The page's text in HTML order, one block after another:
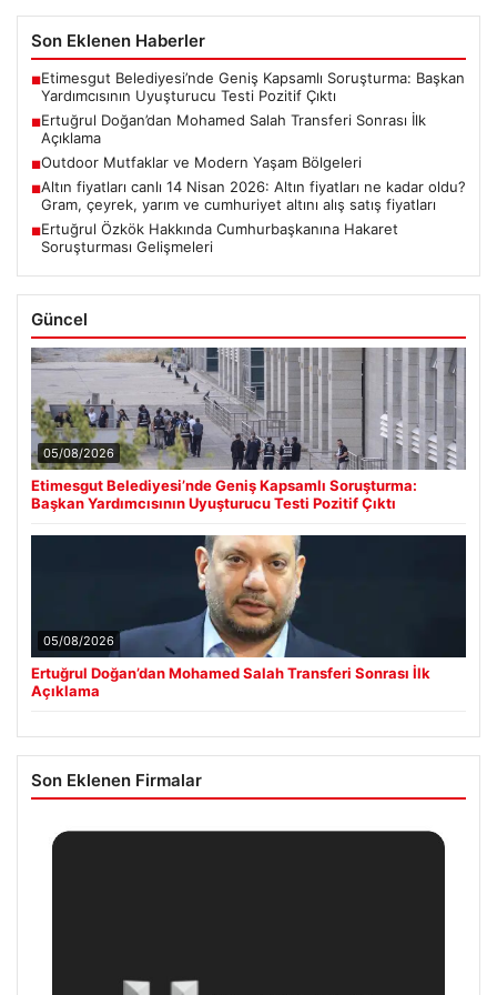
Son Eklenen Haberler
■Etimesgut Belediyesi’nde Geniş Kapsamlı Soruşturma: Başkan
Yardımcısının Uyuşturucu Testi Pozitif Çıktı
■Ertuğrul Doğan’dan Mohamed Salah Transferi Sonrası İlk
Açıklama
■Outdoor Mutfaklar ve Modern Yaşam Bölgeleri
■Altın fiyatları canlı 14 Nisan 2026: Altın fiyatları ne kadar oldu?
Gram, çeyrek, yarım ve cumhuriyet altını alış satış fiyatları
■Ertuğrul Özkök Hakkında Cumhurbaşkanına Hakaret
Soruşturması Gelişmeleri
Güncel
05/08/2026
Etimesgut Belediyesi’nde Geniş Kapsamlı Soruşturma:
Başkan Yardımcısının Uyuşturucu Testi Pozitif Çıktı
05/08/2026
Ertuğrul Doğan’dan Mohamed Salah Transferi Sonrası İlk
Açıklama
Son Eklenen Firmalar